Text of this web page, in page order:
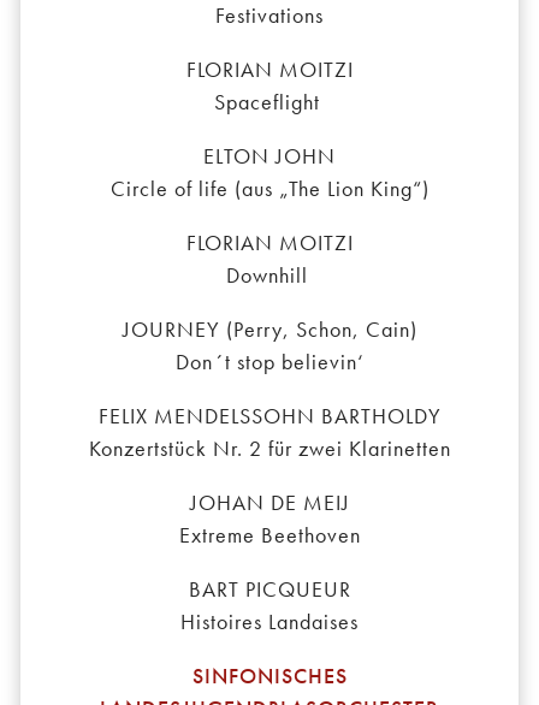
Festivations
FLORIAN MOITZI
Spaceflight
ELTON JOHN
Circle of life (aus „The Lion King“)
FLORIAN MOITZI
Downhill
JOURNEY (Perry, Schon, Cain)
Don´t stop believin‘
FELIX MENDELSSOHN BARTHOLDY
Konzertstück Nr. 2 für zwei Klarinetten
JOHAN DE MEIJ
Extreme Beethoven
BART PICQUEUR
Histoires Landaises
SINFONISCHES